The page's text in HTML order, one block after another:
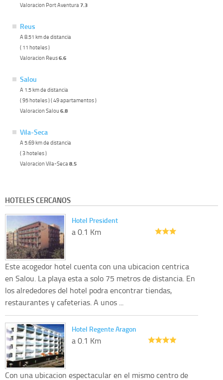
Valoracion Port Aventura 7.3
Reus
A 8.51 km de distancia
( 11 hoteles )
Valoracion Reus6.6
Salou
A 1.5 km de distancia
( 95 hoteles ) ( 49 apartamentos )
Valoracion Salou 6.8
Vila-Seca
A 5.69 km de distancia
( 3 hoteles )
Valoracion Vila-Seca 8.5
HOTELES CERCANOS
Hotel President
a 0.1 Km
Este acogedor hotel cuenta con una ubicacion centrica
en Salou. La playa esta a solo 75 metros de distancia. En
los alrededores del hotel podra encontrar tiendas,
restaurantes y cafeterias. A unos ...
Hotel Regente Aragon
a 0.1 Km
Con una ubicacion espectacular en el mismo centro de